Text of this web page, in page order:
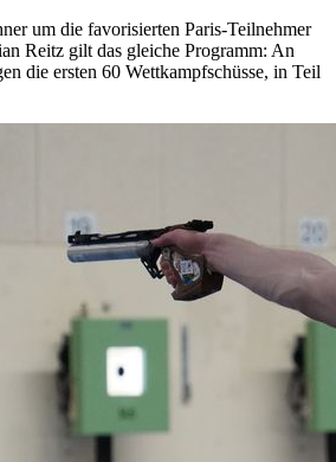
um die favorisierten Paris-Teilnehmer
Reitz gilt das gleiche Programm: An
die ersten 60 Wettkampfschüsse, in Teil